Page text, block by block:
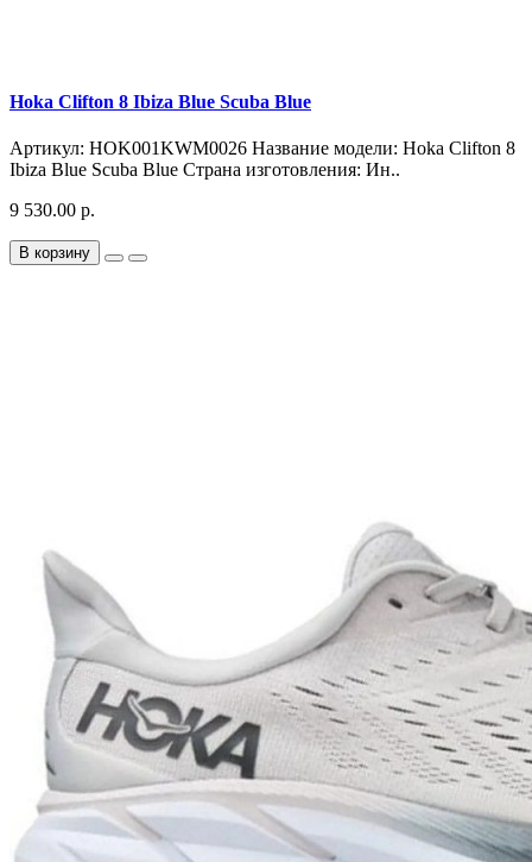
Hoka Clifton 8 Ibiza Blue Scuba Blue
Артикул: HOK001KWM0026 Название модели: Hoka Clifton 8
Ibiza Blue Scuba Blue Страна изготовления: Ин..
9 530.00 р.
В корзину